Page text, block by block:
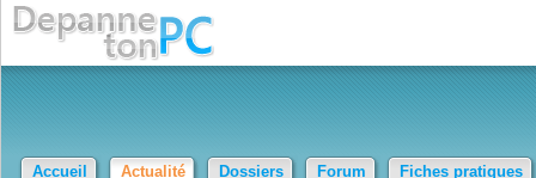
Accueil Actualité Dossiers Forum Fiches pratiques